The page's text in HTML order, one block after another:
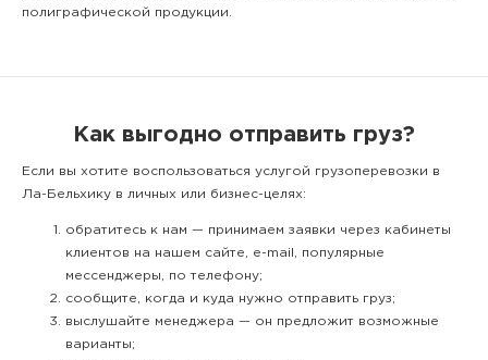
полиграфической продукции.
Как выгодно отправить груз?
Если вы хотите воспользоваться услугой грузоперевозки в
Ла-Бельхику в личных или бизнес-целях:
обратитесь к нам — принимаем заявки через кабинеты
клиентов на нашем сайте, e-mail, популярные
мессенджеры, по телефону;
сообщите, когда и куда нужно отправить груз;
выслушайте менеджера — он предложит возможные
варианты;